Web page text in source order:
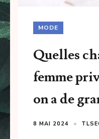
MODE
Quelles
femme
on a de
8 MAI 2024